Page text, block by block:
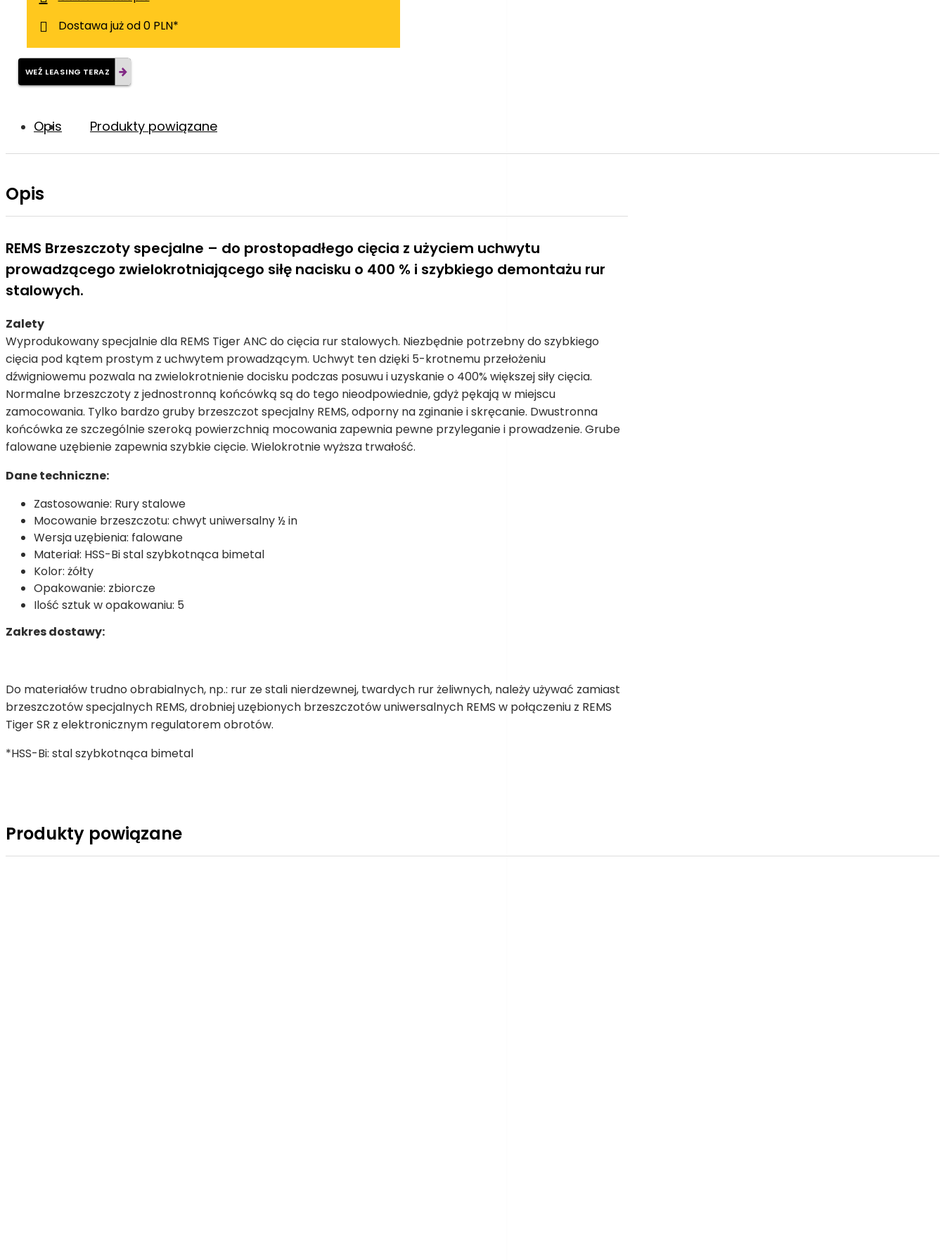
Dostawa już od 0 PLN*
WEŹ LEASING TERAZ
Opis Produkty powiązane
Opis
REMS Brzeszczoty specjalne – do prostopadłego cięcia z użyciem uchwytu
prowadzącego zwielokrotniającego siłę nacisku o 400 % i szybkiego demontażu rur
stalowych.
Zalety
Wyprodukowany specjalnie dla REMS Tiger ANC do cięcia rur stalowych. Niezbędnie potrzebny do szybkiego
cięcia pod kątem prostym z uchwytem prowadzącym. Uchwyt ten dzięki 5-krotnemu przełożeniu
dźwigniowemu pozwala na zwielokrotnienie docisku podczas posuwu i uzyskanie o 400% większej siły cięcia.
Normalne brzeszczoty z jednostronną końcówką są do tego nieodpowiednie, gdyż pękają w miejscu
zamocowania. Tylko bardzo gruby brzeszczot specjalny REMS, odporny na zginanie i skręcanie. Dwustronna
końcówka ze szczególnie szeroką powierzchnią mocowania zapewnia pewne przyleganie i prowadzenie. Grube
falowane uzębienie zapewnia szybkie cięcie. Wielokrotnie wyższa trwałość.
Dane techniczne:
Zastosowanie: Rury stalowe
Mocowanie brzeszczotu: chwyt uniwersalny ½ in
Wersja uzębienia: falowane
Materiał: HSS-Bi stal szybkotnąca bimetal
Kolor: żółty
Opakowanie: zbiorcze
Ilość sztuk w opakowaniu: 5
Zakres dostawy:
Do materiałów trudno obrabialnych, np.: rur ze stali nierdzewnej, twardych rur żeliwnych, należy używać zamiast
brzeszczotów specjalnych REMS, drobniej uzębionych brzeszczotów uniwersalnych REMS w połączeniu z REMS
Tiger SR z elektronicznym regulatorem obrotów.
*HSS-Bi: stal szybkotnąca bimetal
Produkty powiązane